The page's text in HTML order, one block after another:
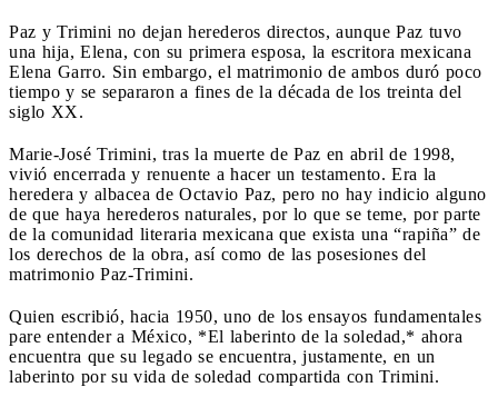
Paz y Trimini no dejan herederos directos, aunque Paz tuvo
una hija, Elena, con su primera esposa, la escritora mexicana
Elena Garro. Sin embargo, el matrimonio de ambos duró poco
tiempo y se separaron a fines de la década de los treinta del
siglo XX.
Marie-José Trimini, tras la muerte de Paz en abril de 1998,
vivió encerrada y renuente a hacer un testamento. Era la
heredera y albacea de Octavio Paz, pero no hay indicio alguno
de que haya herederos naturales, por lo que se teme, por parte
de la comunidad literaria mexicana que exista una “rapiña” de
los derechos de la obra, así como de las posesiones del
matrimonio Paz-Trimini.
Quien escribió, hacia 1950, uno de los ensayos fundamentales
pare entender a México, *El laberinto de la soledad,* ahora
encuentra que su legado se encuentra, justamente, en un
laberinto por su vida de soledad compartida con Trimini.